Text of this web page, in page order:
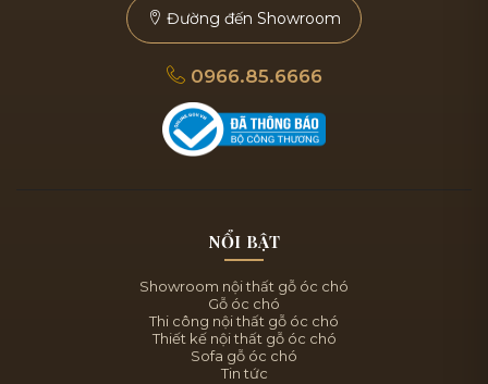
Đường đến Showroom
0966.85.6666
NỔI BẬT
Showroom nội thất gỗ óc chó
Gỗ óc chó
Thi công nội thất gỗ óc chó
Thiết kế nội thất gỗ óc chó
Sofa gỗ óc chó
Tin tức